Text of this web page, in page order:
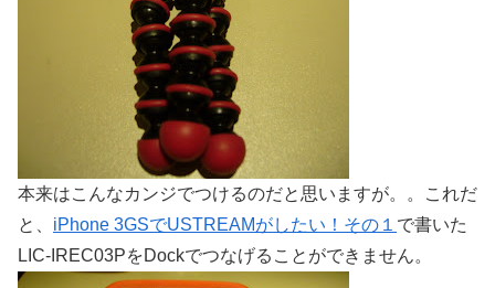
本来はこんなカンジでつけるのだと思いますが。。これだ
と、 iPhone 3GSでUSTREAMがしたい！その１ で書いた
LIC-IREC03PをDockでつなげることができません。